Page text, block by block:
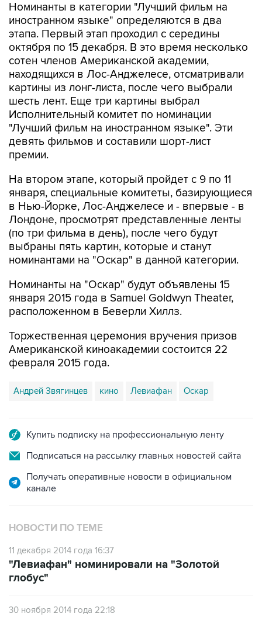
Номинанты в категории "Лучший фильм на
иностранном языке" определяются в два
этапа. Первый этап проходил с середины
октября по 15 декабря. В это время несколько
сотен членов Американской академии,
находящихся в Лос-Анджелесе, отсматривали
картины из лонг-листа, после чего выбрали
шесть лент. Еще три картины выбрал
Исполнительный комитет по номинации
"Лучший фильм на иностранном языке". Эти
девять фильмов и составили шорт-лист
премии.
На втором этапе, который пройдет с 9 по 11
января, специальные комитеты, базирующиеся
в Нью-Йорке, Лос-Анджелесе и - впервые - в
Лондоне, просмотрят представленные ленты
(по три фильма в день), после чего будут
выбраны пять картин, которые и станут
номинантами на "Оскар" в данной категории.
Номинанты на "Оскар" будут объявлены 15
января 2015 года в Samuel Goldwyn Theater,
расположенном в Беверли Хиллз.
Торжественная церемония вручения призов
Американской киноакадемии состоится 22
февраля 2015 года.
Андрей Звягинцев кино Левиафан Оскар
Купить подписку на профессиональную ленту
Подписаться на рассылку главных новостей сайта
Получать оперативные новости в официальном
канале
НОВОСТИ ПО ТЕМЕ
11 декабря 2014 года 16:37
"Левиафан" номинировали на "Золотой
глобус"
30 ноября 2014 года 22:18